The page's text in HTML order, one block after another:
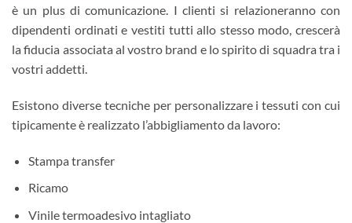
è un plus di comunicazione. I clienti si relazioneranno con
dipendenti ordinati e vestiti tutti allo stesso modo, crescerà
la fiducia associata al vostro brand e lo spirito di squadra tra i
vostri addetti.
Esistono diverse tecniche per personalizzare i tessuti con cui
tipicamente è realizzato l’abbigliamento da lavoro:
Stampa transfer
Ricamo
Vinile termoadesivo intagliato